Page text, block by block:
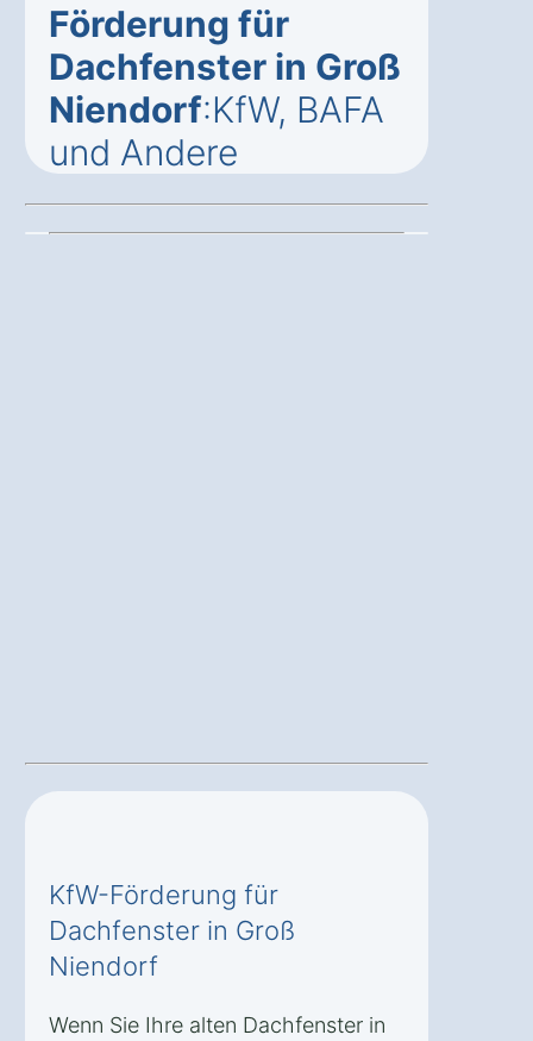
Förderung für
Dachfenster in Groß
Niendorf:KfW, BAFA
und Andere
KfW-Förderung für
Dachfenster in Groß
Niendorf
Wenn Sie Ihre alten Dachfenster in